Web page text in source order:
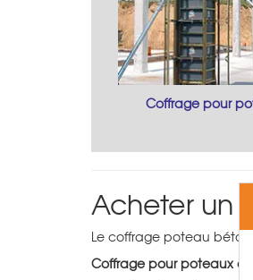
Coffrage pour
Acheter un
Le coffrage poteau béton
Coffrage pour poteaux